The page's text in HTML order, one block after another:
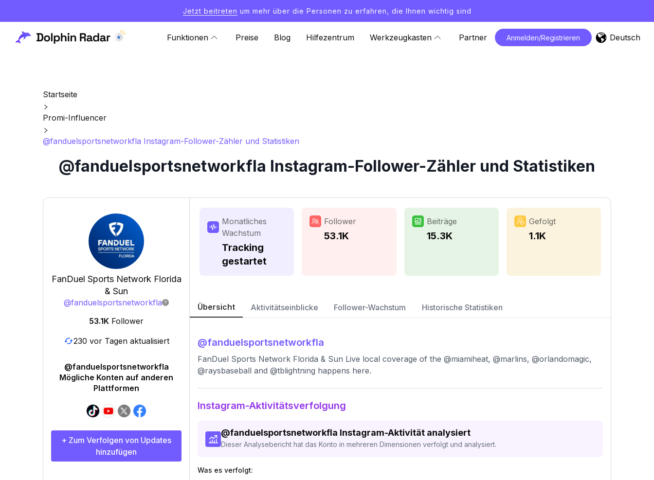
Jetzt beitreten um mehr über die Personen zu erfahren, die Ihnen wichtig sind
Funktionen Preise Blog Hilfezentrum Werkzeugkasten Partner Anmelden/Registrieren Deutsch
Startseite
Promi-Influencer
@fanduelsportsnetworkfla Instagram-Follower-Zähler und Statistiken
@fanduelsportsnetworkfla Instagram-Follower-Zähler und Statistiken
FanDuel Sports Network Florida
& Sun
@fanduelsportsnetworkfla
53.1K Follower
230 vor Tagen aktualisiert
@fanduelsportsnetworkfla
Mögliche Konten auf anderen
Plattformen
+ Zum Verfolgen von Updates
hinzufügen
Monatliches
Wachstum
Tracking
gestartet
Follower
53.1K
Beiträge
15.3K
Gefolgt
1.1K
Übersicht Aktivitätseinblicke Follower-Wachstum Historische Statistiken
@fanduelsportsnetworkfla
FanDuel Sports Network Florida & Sun Live local coverage of the @miamiheat, @marlins, @orlandomagic,
@raysbaseball and @tblightning happens here.
Instagram-Aktivitätsverfolgung
@fanduelsportsnetworkfla Instagram-Aktivität analysiert
Dieser Analysebericht hat das Konto in mehreren Dimensionen verfolgt und analysiert.
Was es verfolgt: